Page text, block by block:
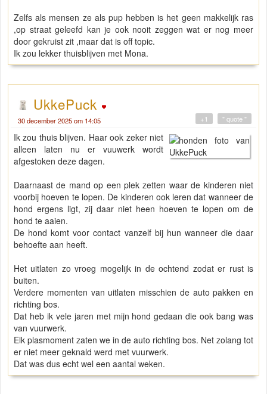
Zelfs als mensen ze als pup hebben is het geen makkelijk ras
,op straat geleefd kan je ook nooit zeggen wat er nog meer
door gekruist zit ,maar dat is off topic.
Ik zou lekker thuisblijven met Mona.
UkkePuck
30 december 2025 om 14:05 " quote "
+1
Ik zou thuis blijven. Haar ook zeker niet
alleen laten nu er vuuwerk wordt
afgestoken deze dagen.
Daarnaast de mand op een plek zetten waar de kinderen niet
voorbij hoeven te lopen. De kinderen ook leren dat wanneer de
hond ergens ligt, zij daar niet heen hoeven te lopen om de
hond te aaien.
De hond komt voor contact vanzelf bij hun wanneer die daar
behoefte aan heeft.
Het uitlaten zo vroeg mogelijk in de ochtend zodat er rust is
buiten.
Verdere momenten van uitlaten misschien de auto pakken en
richting bos.
Dat heb ik vele jaren met mijn hond gedaan die ook bang was
van vuurwerk.
Elk plasmoment zaten we in de auto richting bos. Net zolang tot
er niet meer geknald werd met vuurwerk.
Dat was dus echt wel een aantal weken.